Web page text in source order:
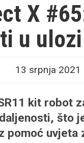
X
u
13 srpnja 2021
kit robot
što
pomoć uvjeta